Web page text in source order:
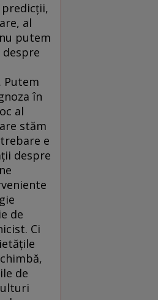
predicții,
al
putem
Putem
în
al
stăm
e
despre
de
Ci
de